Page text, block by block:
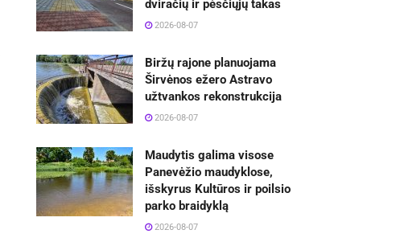
dviračių ir pėsčiųjų takas
2026-08-07
Biržų rajone planuojama
Širvėnos ežero Astravo
užtvankos rekonstrukcija
2026-08-07
Maudytis galima visose
Panevėžio maudyklose,
išskyrus Kultūros ir poilsio
parko braidyklą
2026-08-07